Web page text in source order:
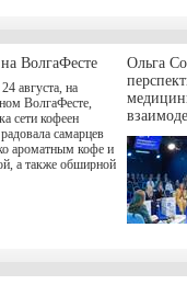
ВолгаФесте
августа, на
ВолгаФесте,
сети кофеен
самарцев
ароматным кофе и
а также обширной
Ольга